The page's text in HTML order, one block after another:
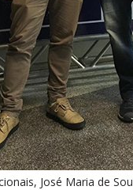
José Maria de